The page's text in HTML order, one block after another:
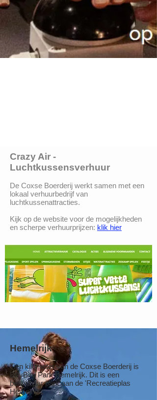
Crazy Air -
Luchtkussensverhuur
De Coxse Boerderij werkt samen met een
lokaal verhuurbedrijf van
luchtkussenattracties.
Kijk op de website voor de mogelijkheden
en scherpe verhuurprijzen: klik hier
Hemelrijk
Tien kilometer van de Coxse Boerderij is
BillyBird Park Hemelrijk. Dit is een
betaalbaar park aan de 'Recreatieplas
Hemelrijk'.